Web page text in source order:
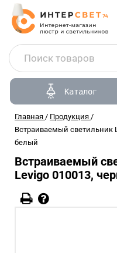
Каталог
Главная / Продукция /
Встраиваемый светильник
белый
Встраиваемый
Levigo 010013,